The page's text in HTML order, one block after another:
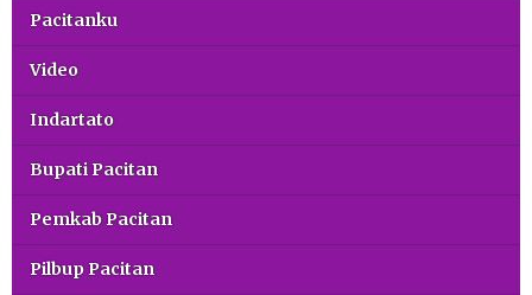
Pacitanku
Video
Indartato
Bupati Pacitan
Pemkab Pacitan
Pilbup Pacitan